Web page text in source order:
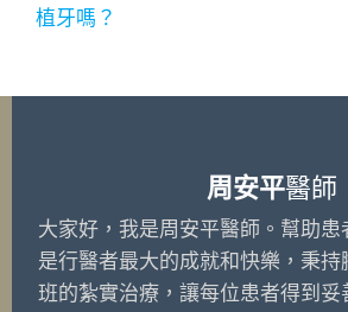
植牙嗎？
周安平醫師
大家好，我是周安平醫師。幫助患
是行醫者最大的成就和快樂，秉
班的紮實治療，讓每位患者得到妥